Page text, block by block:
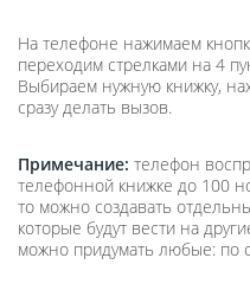
На телефоне нажимаем
переходим стрелками на 4
Выбираем нужную книжку,
сразу делать вызов.
Примечание: телефон
телефонной книжке до 100
то можно создавать
которые будут вести на
можно придумать любые: по